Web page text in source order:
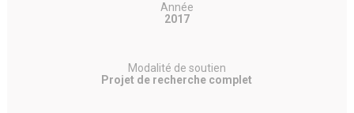
Année
2017
Modalité de soutien
Projet de recherche complet